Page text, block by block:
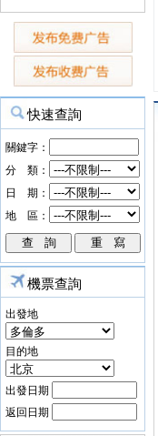
機票查詢
出發地
目的地
出發日期
返回日期